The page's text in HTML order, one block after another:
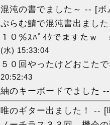
混沌の書でました～ -- [
ぷらむ鯖で混沌書出まし
１０％ｽﾊﾟｲｸでますたｗ
(水) 15:33:04
５０回やったけどおこた
20:52:43
紬のキーボードでました
唯のギター出ました！ --